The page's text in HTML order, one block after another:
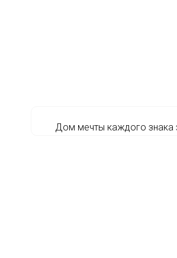
Дом мечты каждого знака